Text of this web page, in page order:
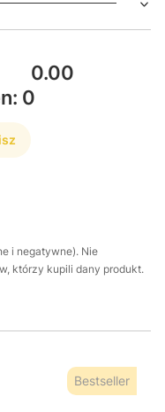
0.00
0
i negatywne). Nie
którzy kupili dany produkt.
Bestseller